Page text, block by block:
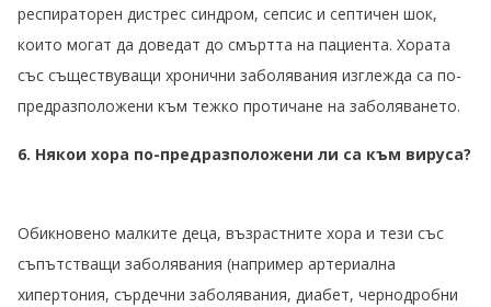
респираторен дистрес синдром, сепсис и септичен шок,
които могат да доведат до смъртта на пациента. Хората
със съществуващи хронични заболявания изглежда са по-
предразположени към тежко протичане на заболяването.
6. Някои хора по-предразположени ли са към вируса?
Обикновено малките деца, възрастните хора и тези със
съпътстващи заболявания (например артериална
хипертония, сърдечни заболявания, диабет, чернодробни